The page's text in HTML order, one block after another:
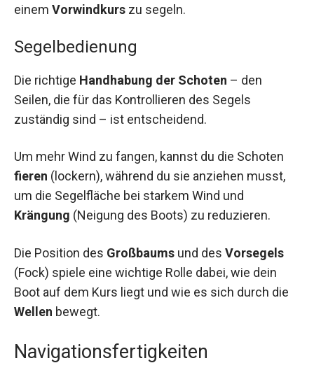
einem Vorwindkurs zu segeln.
Segelbedienung
Die richtige Handhabung der Schoten – den
Seilen, die für das Kontrollieren des Segels
zuständig sind – ist entscheidend.
Um mehr Wind zu fangen, kannst du die Schoten
fieren (lockern), während du sie anziehen musst,
um die Segelfläche bei starkem Wind und
Krängung (Neigung des Boots) zu reduzieren.
Die Position des Großbaums und des Vorsegels
(Fock) spiele eine wichtige Rolle dabei, wie dein
Boot auf dem Kurs liegt und wie es sich durch die
Wellen bewegt.
Navigationsfertigkeiten